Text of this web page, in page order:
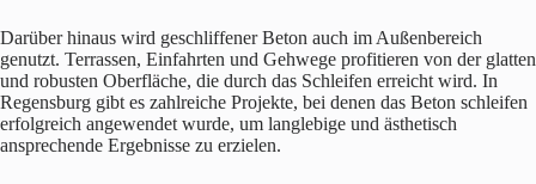
Darüber hinaus wird geschliffener Beton auch im Außenbereich
genutzt. Terrassen, Einfahrten und Gehwege profitieren von der glatten
und robusten Oberfläche, die durch das Schleifen erreicht wird. In
Regensburg gibt es zahlreiche Projekte, bei denen das Beton schleifen
erfolgreich angewendet wurde, um langlebige und ästhetisch
ansprechende Ergebnisse zu erzielen.